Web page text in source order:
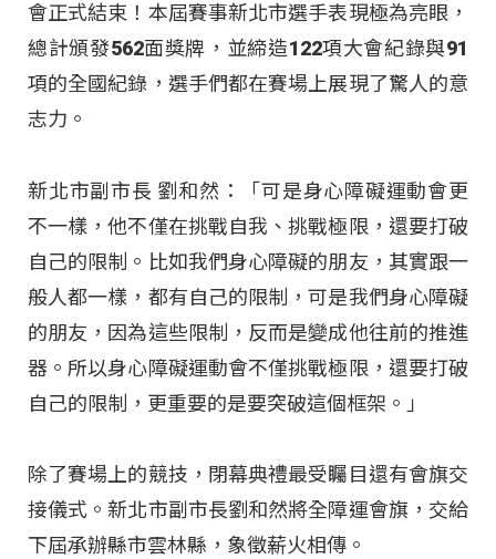
會正式結束！本屆賽事新北市選手表現極為亮眼，
總計頒發562面獎牌，並締造122項大會紀錄與91
項的全國紀錄，選手們都在賽場上展現了驚人的意
志力。
新北市副市長 劉和然：「可是身心障礙運動會更
不一樣，他不僅在挑戰自我、挑戰極限，還要打破
自己的限制。比如我們身心障礙的朋友，其實跟一
般人都一樣，都有自己的限制，可是我們身心障礙
的朋友，因為這些限制，反而是變成他往前的推進
器。所以身心障礙運動會不僅挑戰極限，還要打破
自己的限制，更重要的是要突破這個框架。」
除了賽場上的競技，閉幕典禮最受矚目還有會旗交
接儀式。新北市副市長劉和然將全障運會旗，交給
下屆承辦縣市雲林縣，象徵薪火相傳。